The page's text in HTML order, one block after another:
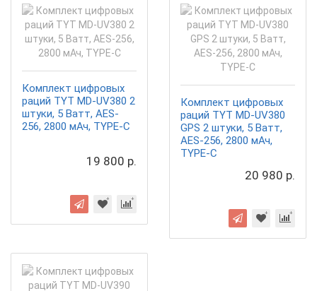
Комплект цифровых
раций TYT MD-UV380 2
штуки, 5 Ватт, AES-
256, 2800 мАч, TYPE-C
19 800 р.
Комплект цифровых
раций TYT MD-UV380
GPS 2 штуки, 5 Ватт,
AES-256, 2800 мАч,
TYPE-C
20 980 р.